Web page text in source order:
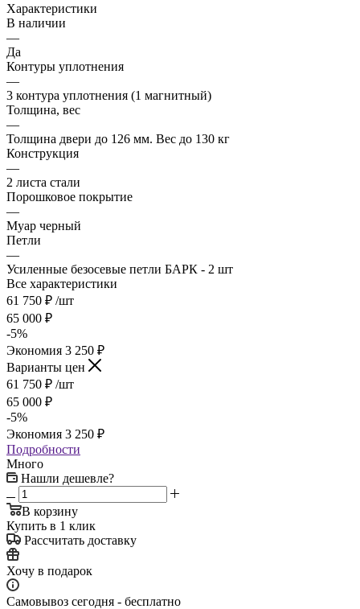
Характеристики
В наличии
—
Да
Контуры уплотнения
—
3 контура уплотнения (1 магнитный)
Толщина, вес
—
Толщина двери до 126 мм. Вес до 130 кг
Конструкция
—
2 листа стали
Порошковое покрытие
—
Муар черный
Петли
—
Усиленные безосевые петли БАРК - 2 шт
Все характеристики
61 750 ₽ /шт
65 000 ₽
-5%
Экономия 3 250 ₽
Варианты цен
61 750 ₽ /шт
65 000 ₽
-5%
Экономия 3 250 ₽
Подробности
Много
Нашли дешевле?
В корзину
Купить в 1 клик
Рассчитать доставку
Хочу в подарок
Самовывоз сегодня - бесплатно